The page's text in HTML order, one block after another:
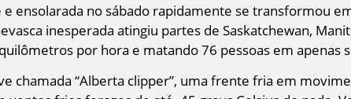
ensolarada no sábado rapidamente se transformou
inesperada atingiu partes de Saskatchewan,
por hora e matando 76 pessoas em apenas
chamada “Alberta clipper”, uma frente fria em